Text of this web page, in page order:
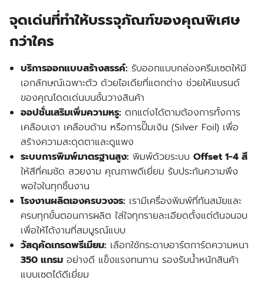
จุดเด่นที่ทำให้บรรจุภัณฑ์ของคุณพิเศษ
กว่าใคร
บริการออกแบบสร้างสรรค์: รับออกแบบกล่องครีมเซตให้มี
เอกลักษณ์เฉพาะตัว ด้วยไอเดียที่แตกต่าง ช่วยให้แบรนด์
ของคุณโดดเด่นบนชั้นวางสินค้า
ออปชั่นเสริมเพิ่มความหรู: ตกแต่งได้ตามต้องการทั้งการ
เคลือบเงา เคลือบด้าน หรือการปั๊มเงิน (Silver Foil) เพื่อ
สร้างความสะดุดตาและดูแพง
ระบบการพิมพ์มาตรฐานสูง: พิมพ์ด้วยระบบOffset 1-4 สี
ให้สีที่คมชัด สวยงาม คุณภาพดีเยี่ยม รับประกันความพึง
พอใจในทุกชิ้นงาน
โรงงานผลิตเองครบวงจร: เรามีเครื่องพิมพ์ที่ทันสมัยและ
ครบทุกขั้นตอนการผลิต ใส่ใจทุกรายละเอียดตั้งแต่ต้นจนจบ
เพื่อให้ได้งานที่สมบูรณ์แบบ
วัสดุคัดเกรดพรีเมียม: เลือกใช้กระดาษอาร์ตการ์ดความหนา
350 แกรม อย่างดี แข็งแรงทนทาน รองรับน้ำหนักสินค้า
แบบเซตได้ดีเยี่ยม